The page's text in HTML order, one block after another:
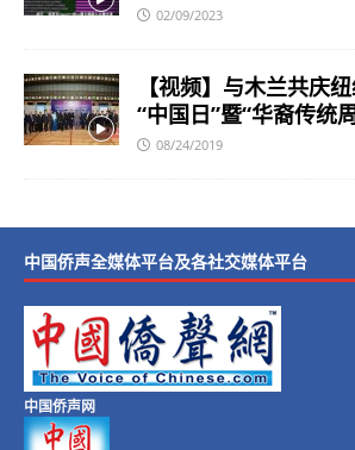
02/09/2023
【视频】与木兰共庆
“中国日”暨“华裔传统
08/24/2019
中国侨声全媒体平台及各社交媒体平台
中国侨声网